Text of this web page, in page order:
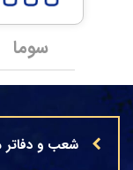
سوما
شعب و دفاتر